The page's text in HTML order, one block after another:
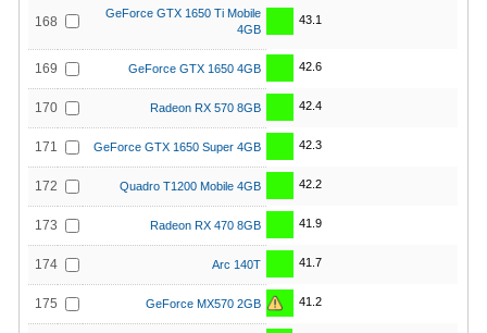
168
GeForce GTX 1650 Ti Mobile
4GB
43.1
169 GeForce GTX 1650 4GB 42.6
170 Radeon RX 570 8GB 42.4
171 GeForce GTX 1650 Super 4GB 42.3
172 Quadro T1200 Mobile 4GB 42.2
173 Radeon RX 470 8GB 41.9
174 Arc 140T 41.7
175 GeForce MX570 2GB 41.2